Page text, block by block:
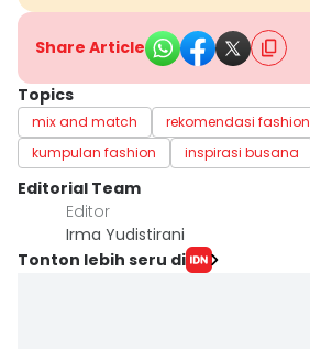
Share Article
Topics
mix and match
rekomendasi fashion
kumpulan fashion
inspirasi busana
Editorial Team
Editor
Irma Yudistirani
Tonton lebih seru di